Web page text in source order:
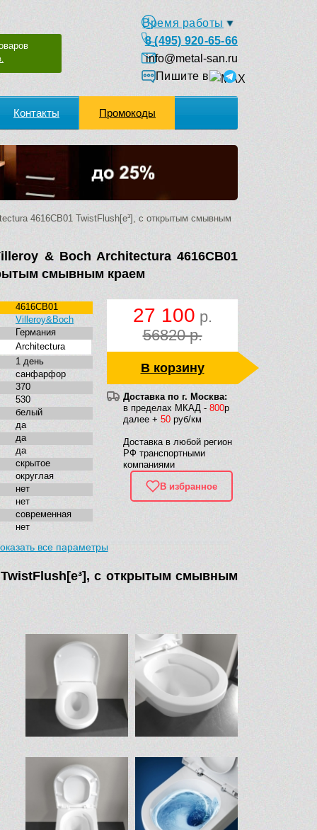
Время работы
8 (495) 920-65-66
info@metal-san.ru
Пишите в
Контакты Промокоды
4616CB01 TwistFlush[e³], с открытым смывным
& Boch Architectura 4616CB01
смывным краем
27 100 р.
56820 р.
В корзину
Доставка по г. Москва:
в пределах МКАД - 800р
далее + 50 руб/км
Доставка в любой регион
РФ транспортными
компаниями
В избранное
4616CB01
Villeroy&Boch
Германия
Architectura
1 день
санфарфор
370
530
белый
да
да
да
скрытое
округлая
нет
нет
современная
нет
все параметры
с открытым смывным